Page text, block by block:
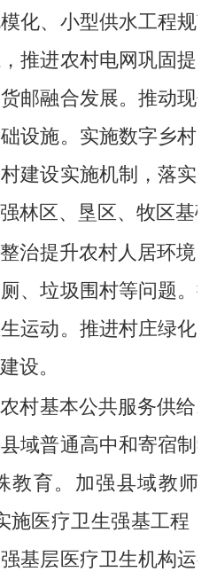
化、小型供水工程
推进农村电网巩固
邮融合发展。推动
设施。实施数字乡
建设实施机制，落
林区、垦区、牧区基
整治提升农村人居环境
、垃圾围村等问题
运动。推进村庄绿
设。
农村基本公共服务供给
域普通高中和寄宿
教育。加强县域教
施医疗卫生强基工程
基层医疗卫生机构